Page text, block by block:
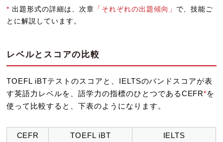
* 出題形式の詳細は、次章 「それぞれの出題傾向」 で、技能ご
とに解説しています。
レベルとスコアの比較
TOEFL iBTテストのスコアと、IELTSのバンドスコアが表
す英語力レベルを、語学力の指標のひとつであるCEFR*を
使って比較すると、下表のようになります。
CEFR TOEFL iBT
IELTS